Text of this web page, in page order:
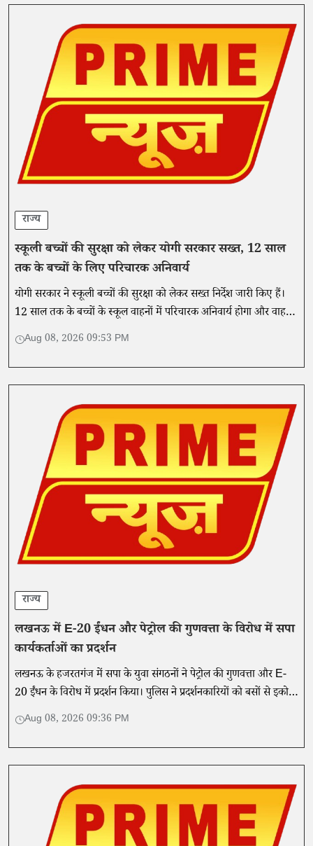
राज्य
स्कूली बच्चों की सुरक्षा को लेकर योगी सरकार सख्त, 12 साल
तक के बच्चों के लिए परिचारक अनिवार्य
योगी सरकार ने स्कूली बच्चों की सुरक्षा को लेकर सख्त निर्देश जारी किए हैं।
12 साल तक के बच्चों के स्कूल वाहनों में परिचारक अनिवार्य होगा और वाहनों
की फिटनेस व सुरक्षा उपकरणों की नियमित जांच होगी।
Aug 08, 2026 09:53 PM
राज्य
लखनऊ में E-20 ईंधन और पेट्रोल की गुणवत्ता के विरोध में सपा
कार्यकर्ताओं का प्रदर्शन
लखनऊ के हजरतगंज में सपा के युवा संगठनों ने पेट्रोल की गुणवत्ता और E-
20 ईंधन के विरोध में प्रदर्शन किया। पुलिस ने प्रदर्शनकारियों को बसों से इको
गार्डन पहुंचाया।
Aug 08, 2026 09:36 PM